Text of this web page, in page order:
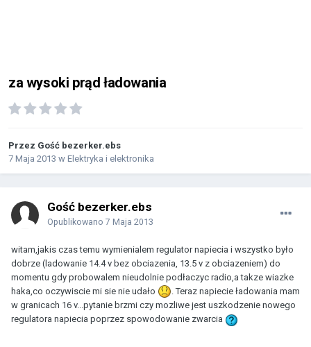
za wysoki prąd ładowania
Przez Gość bezerker.ebs
7 Maja 2013 w Elektryka i elektronika
Gość bezerker.ebs
Opublikowano 7 Maja 2013
witam,jakis czas temu wymienialem regulator napiecia i wszystko było
dobrze (ladowanie 14.4 v bez obciazenia, 13.5 v z obciazeniem) do
momentu gdy probowalem nieudolnie podłaczyc radio,a takze wiazke
haka,co oczywiscie mi sie nie udało
. Teraz napiecie ładowania mam
w granicach 16 v...pytanie brzmi czy mozliwe jest uszkodzenie nowego
regulatora napiecia poprzez spowodowanie zwarcia